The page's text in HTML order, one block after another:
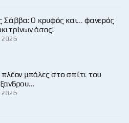
Σάββα: Ο κρυφός και… φανερός
άσος!
2026
μπάλες στο σπίτι του
2026